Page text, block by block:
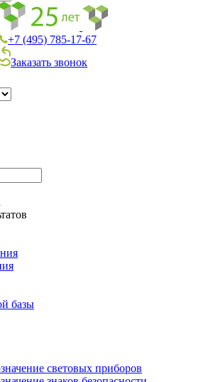
+7 (495) 785-17-67
Заказать звонок
базы
световых приборов